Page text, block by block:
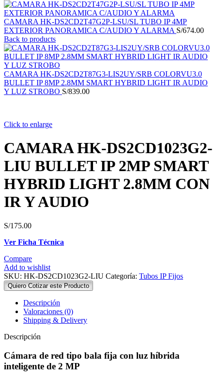
CAMARA HK-DS2CD2T47G2P-LSU/SL TUBO IP 4MP
EXTERIOR PANORAMICA C/AUDIO Y ALARMA S/674.00
Back to products
CAMARA HK-DS2CD2T87G3-LIS2UY/SRB COLORVU3.0
BULLET IP 8MP 2.8MM SMART HYBRID LIGHT IR AUDIO
Y LUZ STROBO S/839.00
Click to enlarge
CAMARA HK-DS2CD1023G2-
LIU BULLET IP 2MP SMART
HYBRID LIGHT 2.8MM CON
IR Y AUDIO
S/175.00
Ver Ficha Técnica
Compare
Add to wishlist
SKU: HK-DS2CD1023G2-LIU Categoría: Tubos IP Fijos
Quiero Cotizar este Producto
Descripción
Valoraciones (0)
Shipping & Delivery
Descripción
Cámara de red tipo bala fija con luz híbrida
inteligente de 2 MP